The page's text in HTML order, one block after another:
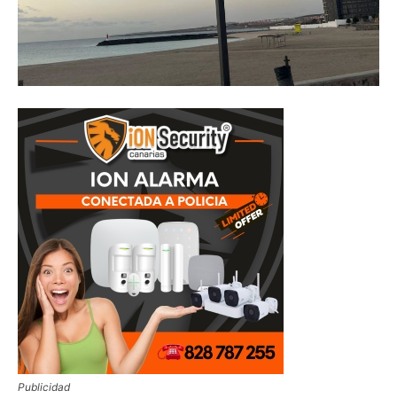
Publicidad